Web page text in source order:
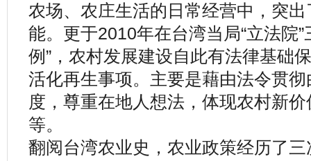
农场、农庄生活的日常经营中，突
能。更于2010年在台湾当局“立法院
例”，农村发展建设自此有法律基础
活化再生事项。主要是藉由法令贯
度，尊重在地人想法，体现农村新
等。
翻阅台湾农业史，农业政策经历了